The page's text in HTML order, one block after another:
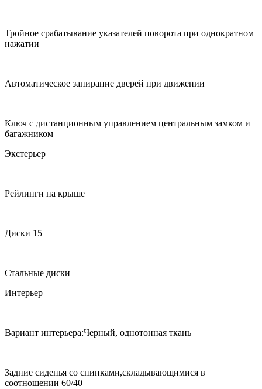
Тройное срабатывание указателей поворота при однократном
нажатии
Автоматическое запирание дверей при движении
Ключ с дистанционным управлением центральным замком и
багажником
Экстерьер
Рейлинги на крыше
Диски 15
Стальные диски
Интерьер
Вариант интерьера:Черный, однотонная ткань
Задние сиденья со спинками,складывающимися в
соотношении 60/40